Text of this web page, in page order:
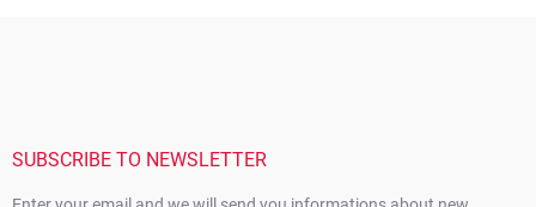
SUBSCRIBE TO NEWSLETTER